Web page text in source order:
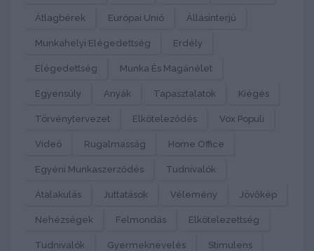
Átlagbérek Európai Unió Állásinterjú
Munkahelyi Elégedettség Erdély
Elégedettség Munka És Magánélet
Egyensúly Anyák Tapasztalatok Kiégés
Törvénytervezet Elköteleződés Vox Populi
Videó Rugalmasság Home Office
Egyéni Munkaszerződés Tudnivalók
Átalakulás Juttatások Vélemény Jövőkép
Nehézségek Felmondás Elkötelezettség
Tudnivalók Gyermeknevelés Stimulens